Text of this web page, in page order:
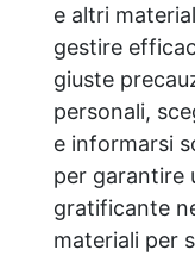
e altri
gestire
giuste
personali,
e informarsi
per garantire
gratificante
materiali per